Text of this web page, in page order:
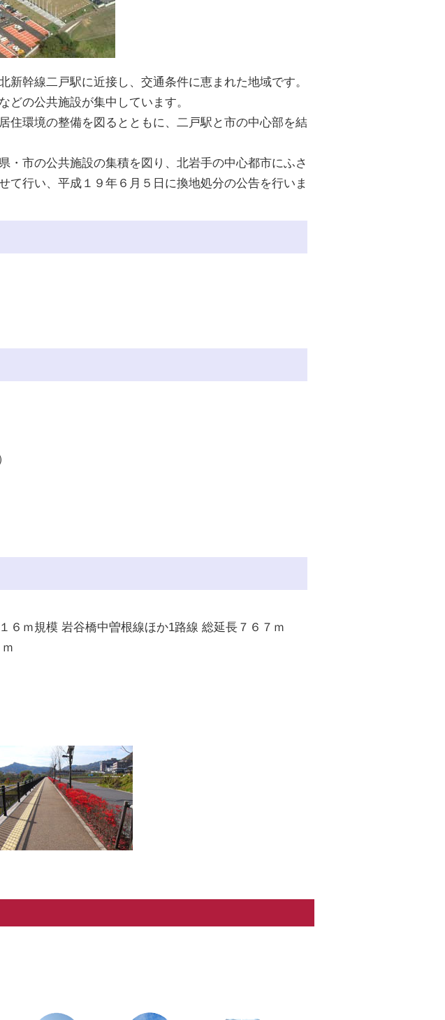
幹線二戸駅に近接し、交通条件に恵まれた地域です。
の公共施設が集中しています。
環境の整備を図るとともに、二戸駅と市の中心部を結
市の公共施設の集積を図り、北岩手の中心都市にふさ
行い、平成１９年６月５日に換地処分の公告を行いま
規模 岩谷橋中曽根線ほか1路線 総延長７６７ｍ